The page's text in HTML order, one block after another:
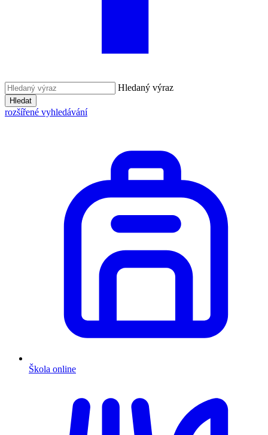
Hledaný výraz
Hledat
rozšířené vyhledávání
Škola online